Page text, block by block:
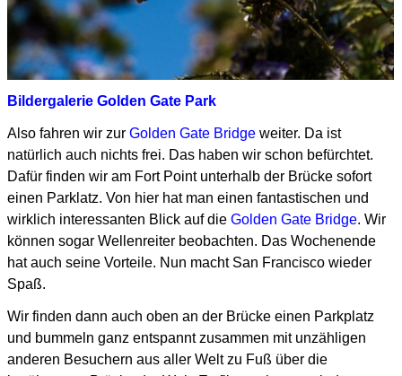
Bildergalerie Golden Gate Park
Also fahren wir zur Golden Gate Bridge weiter. Da ist
natürlich auch nichts frei. Das haben wir schon befürchtet.
Dafür finden wir am Fort Point unterhalb der Brücke sofort
einen Parklatz. Von hier hat man einen fantastischen und
wirklich interessanten Blick auf die Golden Gate Bridge. Wir
können sogar Wellenreiter beobachten. Das Wochenende
hat auch seine Vorteile. Nun macht San Francisco wieder
Spaß.
Wir finden dann auch oben an der Brücke einen Parkplatz
und bummeln ganz entspannt zusammen mit unzähligen
anderen Besuchern aus aller Welt zu Fuß über die